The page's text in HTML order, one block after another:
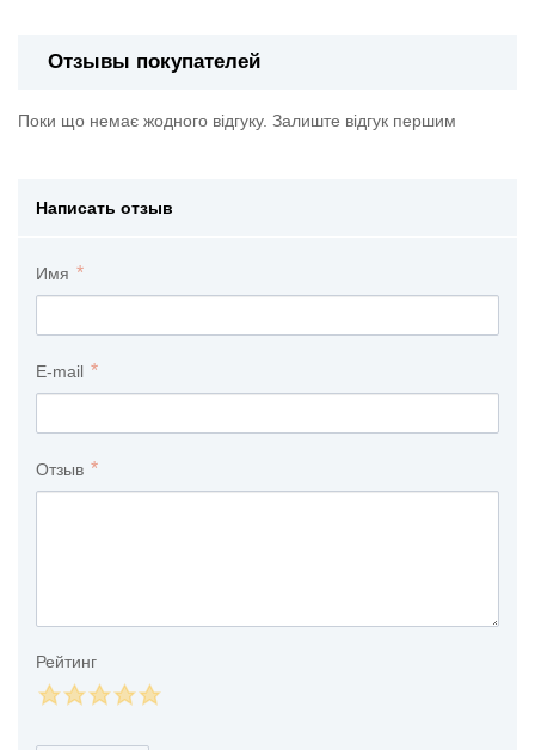
Отзывы покупателей
Поки що немає жодного відгуку. Залиште відгук першим
Написать отзыв
Имя
E-mail
Отзыв
Рейтинг